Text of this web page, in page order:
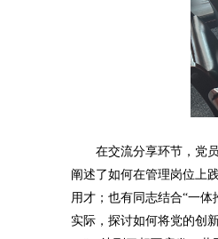
在交流分享环节，党
阐述了如何在管理岗位上
用才；也有同志结合“一
实际，探讨如何将党的创